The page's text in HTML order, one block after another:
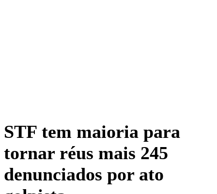
STF tem maioria para
tornar réus mais 245
denunciados por ato